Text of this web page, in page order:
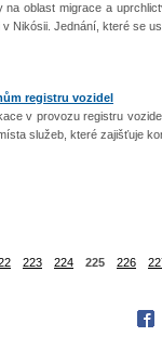
oblast migrace a
Nikósii. Jednání, které se
registru vozidel
v provozu registru
služeb, které zajišťuje
223 224 225 226